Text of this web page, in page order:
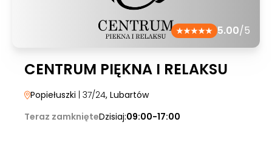
5.00/5
CENTRUM PIĘKNA I RELAKSU
Popiełuszki | 37/24, Lubartów
Teraz zamknięteDzisiaj:09:00-17:00